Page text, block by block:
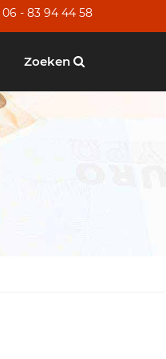
06 - 83 94 44 58
Zoeken